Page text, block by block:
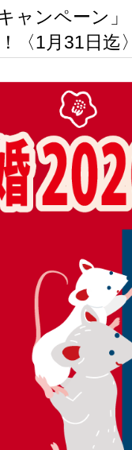
キャンペーン
〈1月31日迄